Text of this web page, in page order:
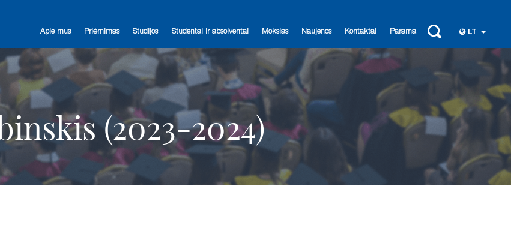
Apie mus Priėmimas Studijos Studentai ir absolventai Mokslas Naujenos Kontaktai Parama LT
(2023-2024)